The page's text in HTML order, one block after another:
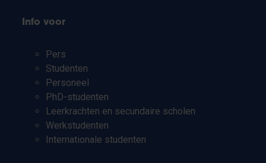
Info voor
Pers
Studenten
Personeel
PhD-studenten
Leerkrachten en secundaire scholen
Werkstudenten
Internationale studenten